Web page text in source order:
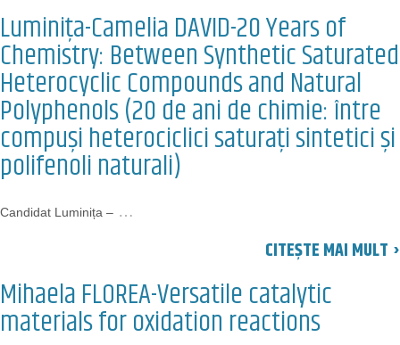
Luminița-Camelia DAVID-20 Years of
Chemistry: Between Synthetic Saturated
Heterocyclic Compounds and Natural
Polyphenols (20 de ani de chimie: între
compuși heterociclici saturați sintetici și
polifenoli naturali)
Candidat Luminița – …
CITEȘTE MAI MULT ›
Mihaela FLOREA-Versatile catalytic
materials for oxidation reactions